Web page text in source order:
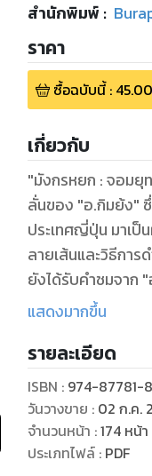
สำนักพิมพ์ :
ราคา
ซื้อฉบับนี้: 45.00
เกี่ยวกับ
"มังกรหยก : จอมยุ
ลั่นของ "อ.กิมย้ง"
ประเทศญี่ปุ่น มาเป็
ลายเส้นและวิธีกา
ยังได้รับคําชมจาก
ถ่ายทอดเรื่องออกม
แสดงมากขึ้น
รายละเอียด
ISBN : 974-87781-
วันวางขาย : 02 ก.ค.
จำนวนหน้า :174 หน้า
ประเภทไฟล์: PDF